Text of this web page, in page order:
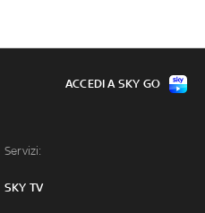
Servizi:
SKY TV
ACCEDI A SKY GO